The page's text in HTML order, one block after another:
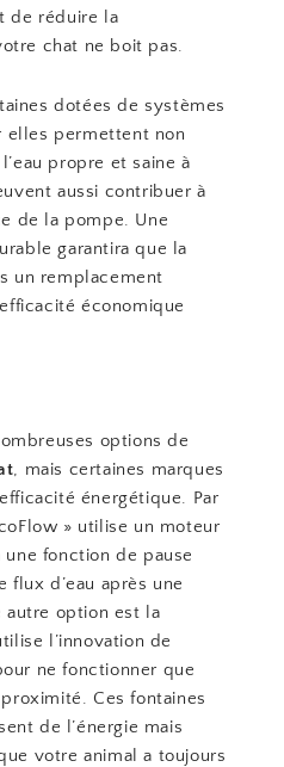
de réduire la
chat ne boit pas.
dotées de systèmes
elles permettent non
propre et saine à
aussi contribuer à
de la pompe. Une
garantira que la
un remplacement
économique
options de
, mais certaines marques
énergétique. Par
» utilise un moteur
fonction de pause
d’eau après une
autre option est la
l’innovation de
ne fonctionner que
Ces fontaines
de l’énergie mais
votre animal a toujours